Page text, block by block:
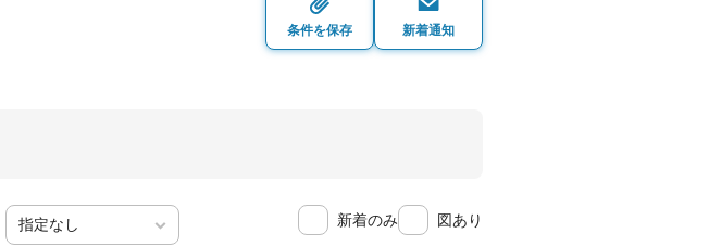
条件を保存 新着通知
新着のみ 図あり